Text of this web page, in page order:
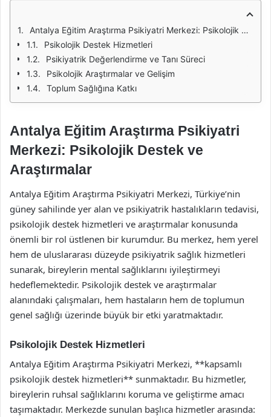
Antalya Eğitim Araştırma Psikiyatri Merkezi: Psikolojik Destek ve Araştırmalar
Psikolojik Destek Hizmetleri
Psikiyatrik Değerlendirme ve Tanı Süreci
Psikolojik Araştırmalar ve Gelişim
Toplum Sağlığına Katkı
Antalya Eğitim Araştırma Psikiyatri
Merkezi: Psikolojik Destek ve
Araştırmalar
Antalya Eğitim Araştırma Psikiyatri Merkezi, Türkiye’nin
güney sahilinde yer alan ve psikiyatrik hastalıkların tedavisi,
psikolojik destek hizmetleri ve araştırmalar konusunda
önemli bir rol üstlenen bir kurumdur. Bu merkez, hem yerel
hem de uluslararası düzeyde psikiyatrik sağlık hizmetleri
sunarak, bireylerin mental sağlıklarını iyileştirmeyi
hedeflemektedir. Psikolojik destek ve araştırmalar
alanındaki çalışmaları, hem hastaların hem de toplumun
genel sağlığı üzerinde büyük bir etki yaratmaktadır.
Psikolojik Destek Hizmetleri
Antalya Eğitim Araştırma Psikiyatri Merkezi, **kapsamlı
psikolojik destek hizmetleri** sunmaktadır. Bu hizmetler,
bireylerin ruhsal sağlıklarını koruma ve geliştirme amacı
taşımaktadır. Merkezde sunulan başlıca hizmetler arasında: